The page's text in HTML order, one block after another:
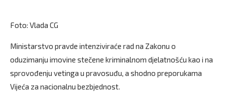
Foto: Vlada CG
Ministarstvo pravde intenziviraće rad na Zakonu o
oduzimanju imovine stečene kriminalnom djelatnošću kao i na
sprovođenju vetinga u pravosuđu, a shodno preporukama
Vijeća za nacionalnu bezbjednost.